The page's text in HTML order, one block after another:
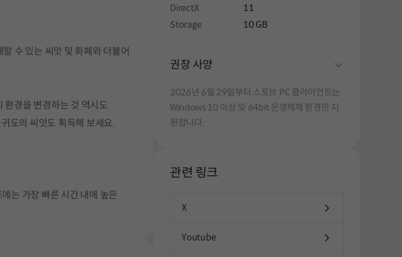
수 있는 씨앗 및 화폐와 더불어
환경을 변경하는 것 역시도
도의 씨앗도 획득해 보세요.
는 가장 빠른 시간 내에 높은
DirectX
11
Storage
10 GB
권장 사양 folding
2026년 6월 29일부터 스토브 PC 클라이언트는
Windows 10 이상 및 64bit 운영체제 환경만 지
원합니다.
관련 링크
X
Youtube